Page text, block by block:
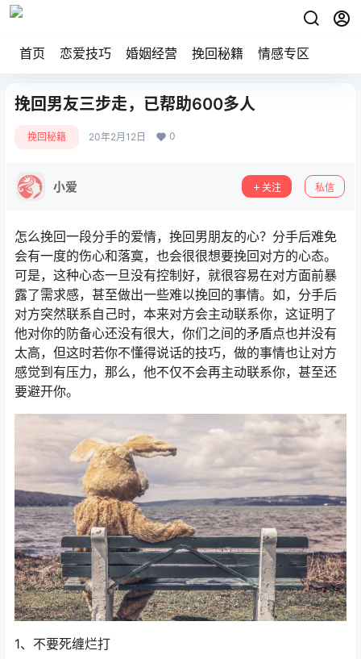
首页 恋爱技巧 婚姻经营 挽回秘籍 情感专区
挽回男友三步走，已帮助600多人
挽回秘籍 20年2月12日 0
小爱 关注 私信
怎么挽回一段分手的爱情，挽回男朋友的心？分手后难免
会有一度的伤心和落寞，也会很很想要挽回对方的心态。
可是，这种心态一旦没有控制好，就很容易在对方面前暴
露了需求感，甚至做出一些难以挽回的事情。如，分手后
对方突然联系自己时，本来对方会主动联系你，这证明了
他对你的防备心还没有很大，你们之间的矛盾点也并没有
太高，但这时若你不懂得说话的技巧，做的事情也让对方
感觉到有压力，那么，他不仅不会再主动联系你，甚至还
要避开你。
1、不要死缠烂打